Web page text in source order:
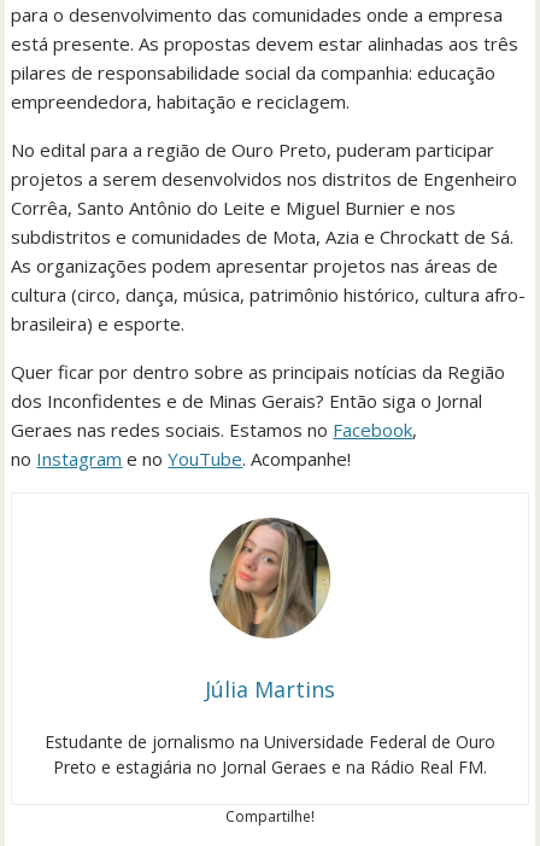
para o desenvolvimento das comunidades onde a empresa
está presente. As propostas devem estar alinhadas aos três
pilares de responsabilidade social da companhia: educação
empreendedora, habitação e reciclagem.
No edital para a região de Ouro Preto, puderam participar
projetos a serem desenvolvidos nos distritos de Engenheiro
Corrêa, Santo Antônio do Leite e Miguel Burnier e nos
subdistritos e comunidades de Mota, Azia e Chrockatt de Sá.
As organizações podem apresentar projetos nas áreas de
cultura (circo, dança, música, patrimônio histórico, cultura afro-
brasileira) e esporte.
Quer ficar por dentro sobre as principais notícias da Região
dos Inconfidentes e de Minas Gerais? Então siga o Jornal
Geraes nas redes sociais. Estamos no Facebook,
no Instagram e noYouTube. Acompanhe!
Júlia Martins
Estudante de jornalismo na Universidade Federal de Ouro
Preto e estagiária no Jornal Geraes e na Rádio Real FM.
Compartilhe!